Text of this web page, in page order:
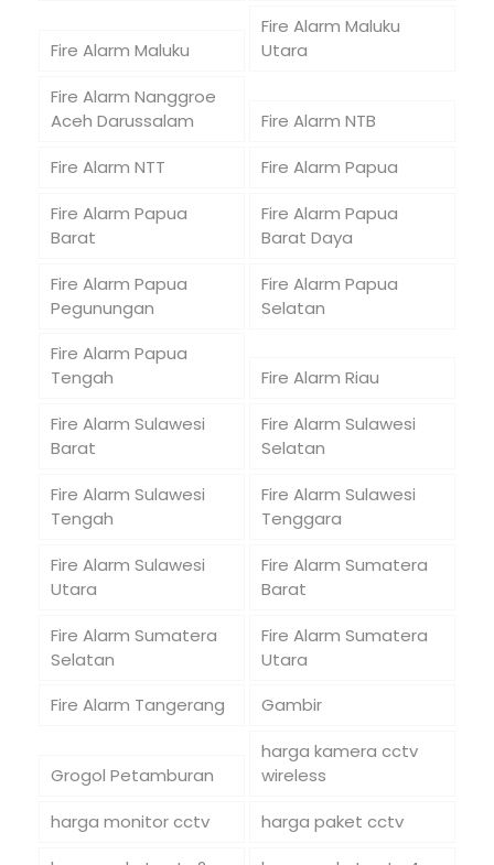
Fire Alarm Maluku
Fire Alarm Maluku
Utara
Fire Alarm Nanggroe
Aceh Darussalam
Fire Alarm NTB
Fire Alarm NTT
Fire Alarm Papua
Fire Alarm Papua
Barat
Fire Alarm Papua
Barat Daya
Fire Alarm Papua
Pegunungan
Fire Alarm Papua
Selatan
Fire Alarm Papua
Tengah
Fire Alarm Riau
Fire Alarm Sulawesi
Barat
Fire Alarm Sulawesi
Selatan
Fire Alarm Sulawesi
Tengah
Fire Alarm Sulawesi
Tenggara
Fire Alarm Sulawesi
Utara
Fire Alarm Sumatera
Barat
Fire Alarm Sumatera
Selatan
Fire Alarm Sumatera
Utara
Fire Alarm Tangerang
Gambir
Grogol Petamburan
harga kamera cctv
wireless
harga monitor cctv
harga paket cctv